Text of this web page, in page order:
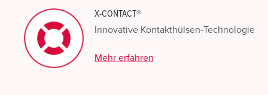
X-CONTACT®
Innovative Kontakthülsen-Technologie
Mehr erfahren